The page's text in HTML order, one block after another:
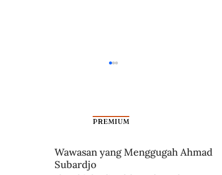
PREMIUM
Wawasan yang Menggugah Ahmad
Subardjo